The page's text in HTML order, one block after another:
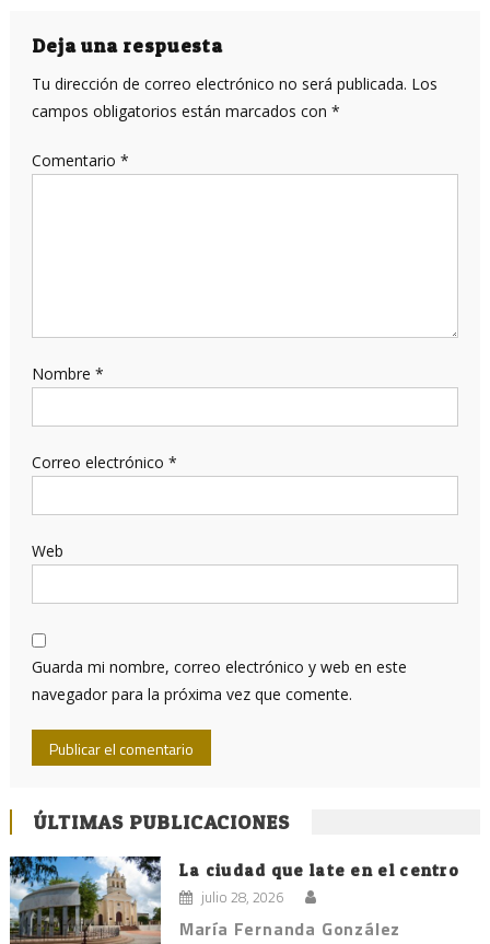
Deja una respuesta
Tu dirección de correo electrónico no será publicada. Los
campos obligatorios están marcados con *
Comentario *
Nombre *
Correo electrónico *
Web
Guarda mi nombre, correo electrónico y web en este
navegador para la próxima vez que comente.
ÚLTIMAS PUBLICACIONES
La ciudad que late en el centro
julio 28, 2026
María Fernanda González